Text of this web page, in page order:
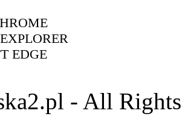
EDGE
- All Rights